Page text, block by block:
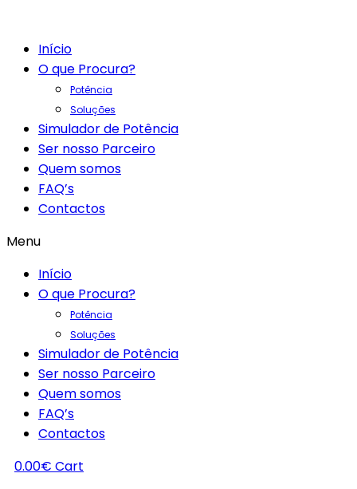
Início
O que Procura?
Potência
Soluções
Simulador de Potência
Ser nosso Parceiro
Quem somos
FAQ’s
Contactos
Menu
Início
O que Procura?
Potência
Soluções
Simulador de Potência
Ser nosso Parceiro
Quem somos
FAQ’s
Contactos
0.00€ Cart